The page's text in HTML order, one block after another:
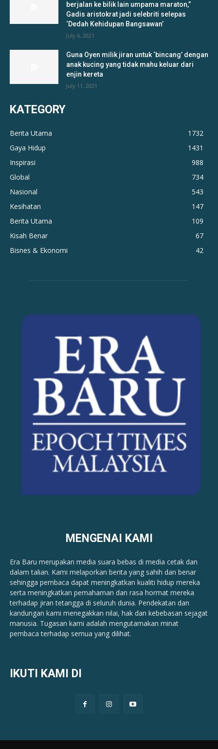
berjalan ke bilik lain umpama maraton,”
Gadis aristokrat jadi selebriti selepas
‘Dedah Kehidupan Bangsawan’
July 6, 2021
Guna Oyen milik jiran untuk ‘bincang’ dengan
anak kucing yang tidak mahu keluar dari
enjin kereta
July 11, 2021
KATEGORY
Berita Utama
1732
Gaya Hidup
1431
Inspirasi
988
Global
734
Nasional
543
Kesihatan
147
Berita Utama
109
Kisah Benar
67
Bisnes & Ekonomi
42
MENGENAI KAMI
Era Baru merupakan media suara bebas di media cetak dan
dalam talian. Kami melaporkan berita yang sahih dan benar ​​
sehingga pembaca dapat meningkatkan kualiti hidup mereka
serta meningkatkan pemahaman dan rasa hormat mereka
terhadap jiran tetangga di seluruh dunia. Pendekatan dan
kandungan kami menegakkan nilai, hak dan kebebasan sejagat
manusia. Tugasan kami adalah mengutamakan minat
pembaca terhadap semua yang dilihat.
IKUTI KAMI DI